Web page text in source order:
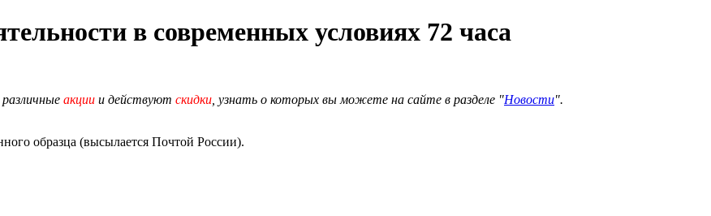
в современных условиях 72 часа
акции и действуют скидки , узнать о которых вы можете на сайте в разделе "Новости".
образца (высылается Почтой России).